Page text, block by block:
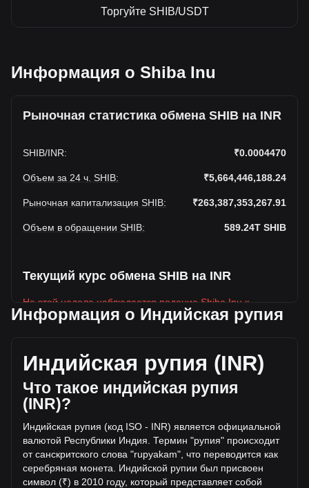
Торгуйте SHIB/USDT
Информация о Shiba Inu
Рыночная статистика обмена SHIB на INR
SHIB/INR: ₹0.0004470
Объем за 24 ч. SHIB: ₹5,664,446,188.24
Рыночная капитализация SHIB: ₹263,387,353,267.91
Объем в обращении SHIB: 589.24T SHIB
Текущий курс обмена SHIB на INR
На этой неделе наблюдается падение Shiba Inu к
Индийская рупия
₹0.0004470 за SHIB, а общая рыночная капитализация
составляет 589,239,600,000,000SHIB на основе
оборотного предложения Shiba Inu ₹263,387,353,267.91
INR. Объем торгов упал на Shiba Inu% (₹818,027,081.1
INR) за последние 24 часа, а объем торгов +16.88
составил ₹4,846,419,107.15 было продано за тот же
период.
Дополнительная информация о Shiba Inu
Информация о Индийская рупия
Индийская рупия (INR)
Что такое индийская рупия
(INR)?
Индийская рупия (код ISO - INR) является официальной
валютой Республики Индия. Термин "рупия" происходит
от санскритского слова "rupyakam", что переводится как
серебряная монета. Индийской рупии был присвоен
символ (₹) в 2010 году, который представляет собой